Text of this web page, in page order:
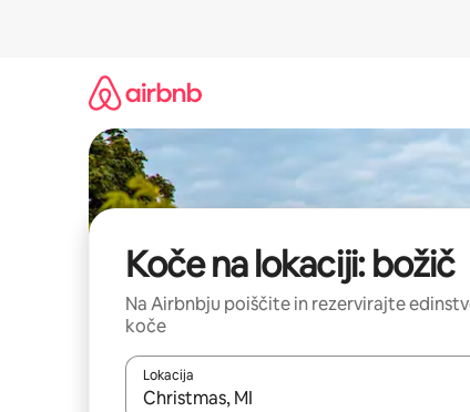
Koče na lokaciji: božič
Na Airbnbju poiščite in rezervirajte
koče
Lokacija
Ko so rezultati na voljo, krmarite s